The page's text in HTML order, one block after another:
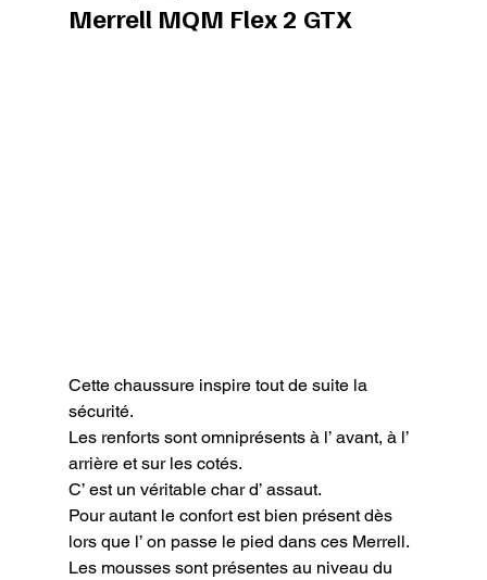
Merrell MQM Flex 2 GTX
Cette chaussure inspire tout de suite la
sécurité.
Les renforts sont omniprésents à l’ avant, à l’
arrière et sur les cotés.
C’ est un véritable char d’ assaut.
Pour autant le confort est bien présent dès
lors que l’ on passe le pied dans ces Merrell.
Les mousses sont présentes au niveau du